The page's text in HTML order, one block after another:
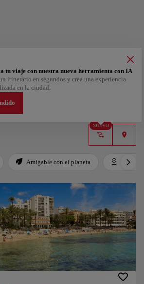
Ibiza
y marca con el corazón tus favoritos para crear
más ideas? Obtén un itinerario personalizado
de tu viaje: en sólo dos pasos y descargable
NUEVO
tu viaje con nuestra nueva herramienta con IA
itinerario en segundos y crea una experiencia
en la ciudad.
Amigable con el planeta